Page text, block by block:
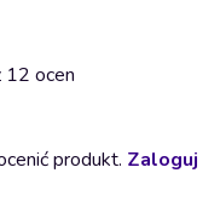
12 ocen
produkt. Zaloguj